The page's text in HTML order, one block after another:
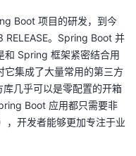
Boot 项目的研发，到今
。Spring Boot 并
和 Spring 框架紧密结合用
集成了大量常用的第三方
几乎可以是零配置的开箱
Boot 应用都只需要非
，开发者能够更加专注于业